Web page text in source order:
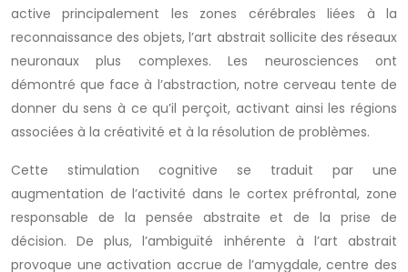
active principalement les zones cérébrales liées à la
reconnaissance des objets, l’art abstrait sollicite des réseaux
neuronaux plus complexes. Les neurosciences ont
démontré que face à l’abstraction, notre cerveau tente de
donner du sens à ce qu’il perçoit, activant ainsi les régions
associées à la créativité et à la résolution de problèmes.
Cette stimulation cognitive se traduit par une
augmentation de l’activité dans le cortex préfrontal, zone
responsable de la pensée abstraite et de la prise de
décision. De plus, l’ambiguïté inhérente à l’art abstrait
provoque une activation accrue de l’amygdale, centre des